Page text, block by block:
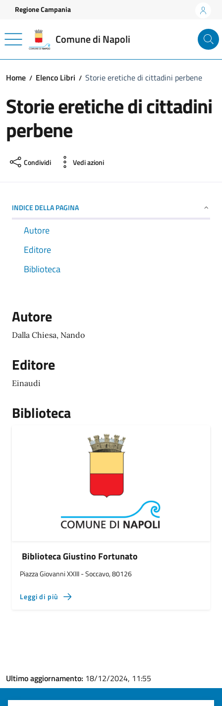
Vai ai contenuti
Vai al footer
Regione Campania
Comune di Napoli
Home Elenco Libri Storie eretiche di cittadini perbene
Storie eretiche di cittadini
perbene
Condividi Vedi azioni
INDICE DELLA PAGINA
Autore
Editore
Biblioteca
Autore
Dalla Chiesa, Nando
Editore
Einaudi
Biblioteca
Biblioteca Giustino Fortunato
Piazza Giovanni XXIII - Soccavo, 80126
Leggi di più
Ultimo aggiornamento: 18/12/2024, 11:55